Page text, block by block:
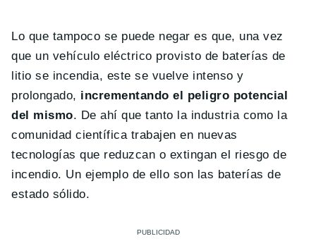
Lo que tampoco se puede negar es que, una vez
que un vehículo eléctrico provisto de baterías de
litio se incendia, este se vuelve intenso y
prolongado, incrementando el peligro potencial
del mismo. De ahí que tanto la industria como la
comunidad científica trabajen en nuevas
tecnologías que reduzcan o extingan el riesgo de
incendio. Un ejemplo de ello son las baterías de
estado sólido.